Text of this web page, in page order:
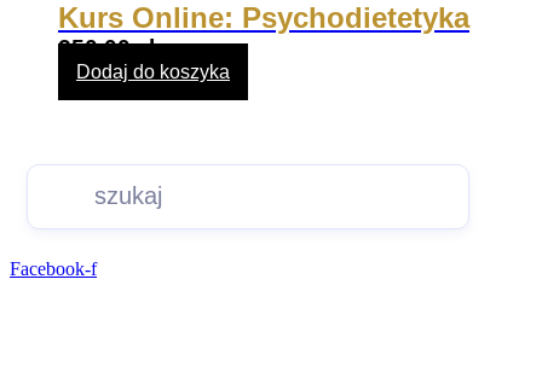
Kurs Online: Psychodietetyka
250,00zł
Dodaj do koszyka
Facebook-f